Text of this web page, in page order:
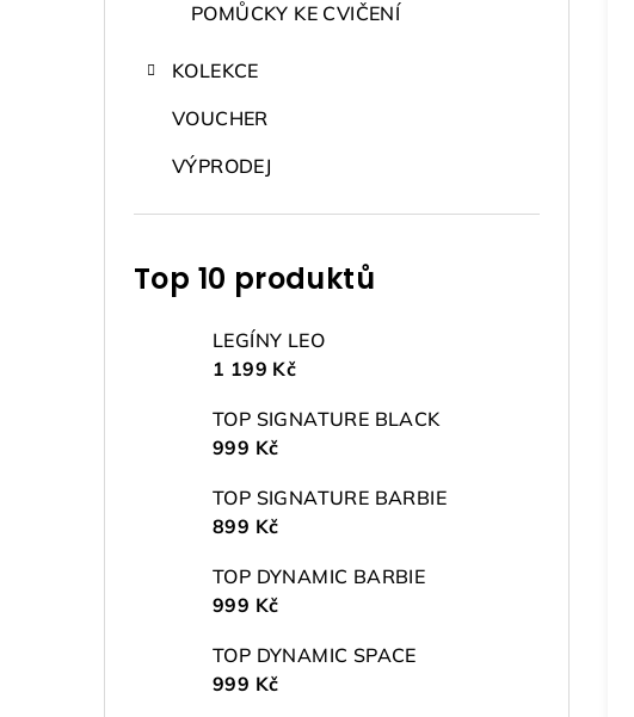
POMŮCKY KE CVIČENÍ
KOLEKCE
VOUCHER
VÝPRODEJ
Top 10 produktů
LEGÍNY LEO
1 199 Kč
TOP SIGNATURE BLACK
999 Kč
TOP SIGNATURE BARBIE
899 Kč
TOP DYNAMIC BARBIE
999 Kč
TOP DYNAMIC SPACE
999 Kč